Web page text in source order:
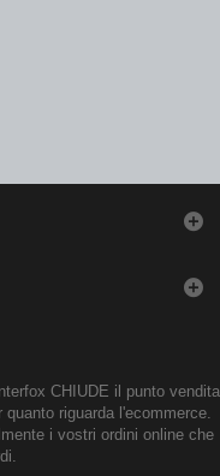
CHIUDE il punto vendita
riguarda l'ecommerce.
i vostri ordini online che